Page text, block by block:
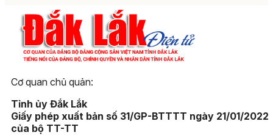
Cơ quan chủ quản:
Tỉnh ủy Đắk Lắk
Giấy phép xuất bản số 31/GP-BTTTT ngày 21/01/2022
của bộ TT-TT